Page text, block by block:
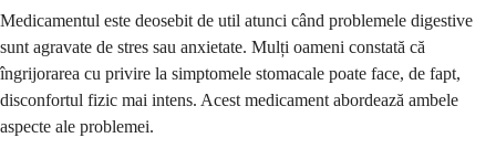
Medicamentul este deosebit de util atunci când problemele digestive
sunt agravate de stres sau anxietate. Mulți oameni constată că
îngrijorarea cu privire la simptomele stomacale poate face, de fapt,
disconfortul fizic mai intens. Acest medicament abordează ambele
aspecte ale problemei.